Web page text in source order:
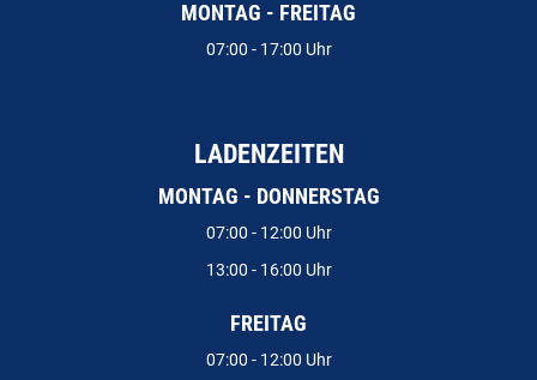
MONTAG - FREITAG
07:00 - 17:00 Uhr
LADENZEITEN
MONTAG - DONNERSTAG
07:00 - 12:00 Uhr
13:00 - 16:00 Uhr
FREITAG
07:00 - 12:00 Uhr